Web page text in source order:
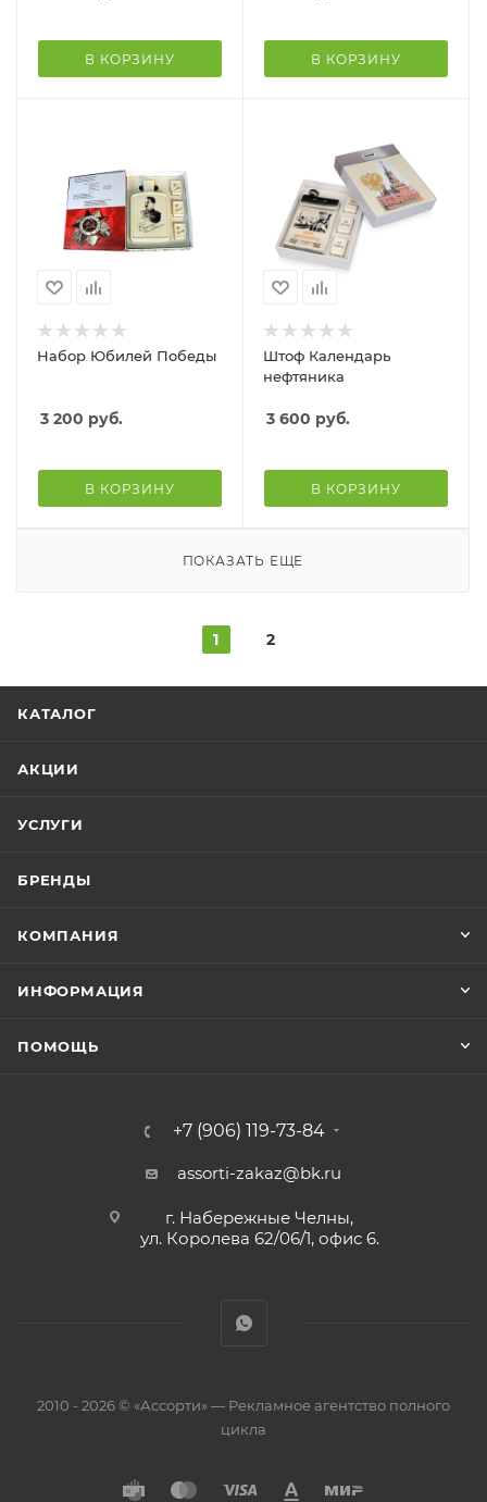
В КОРЗИНУ В КОРЗИНУ
Набор Юбилей Победы
3 200 руб.
В КОРЗИНУ
Штоф Календарь
нефтяника
3 600 руб.
В КОРЗИНУ
ПОКАЗАТЬ ЕЩЕ
1 2
КАТАЛОГ
АКЦИИ
УСЛУГИ
БРЕНДЫ
КОМПАНИЯ
ИНФОРМАЦИЯ
ПОМОЩЬ
+7 (906) 119-73-84
assorti-zakaz@bk.ru
г. Набережные Челны,
ул. Королева 62/06/1, офис 6.
2010 - 2026 © «Ассорти» — Рекламное агентство полного
цикла